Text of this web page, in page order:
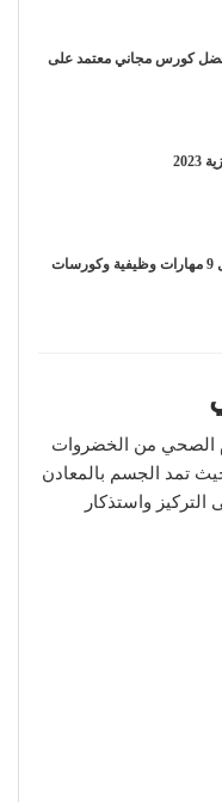
كورس مجاني معتمد على
مهارات تطوير الذات | أفضل 9 مهارات وظيفية وكورسات
الصحي من الخضروات
تمد الجسم بالمعادن
واستذكار